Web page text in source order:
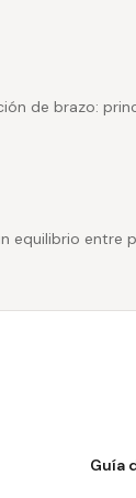
de brazo:
equilibrio entre
Guía